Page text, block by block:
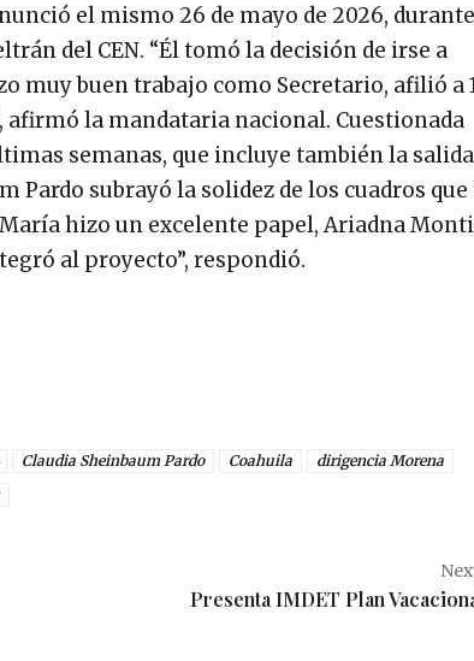
el mismo 26 de mayo de 2026,
del CEN. “Él tomó la decisión de irse a
muy buen trabajo como Secretario, afilió a
la mandataria nacional. Cuestionada
semanas, que incluye también la
subrayó la solidez de los cuadros
hizo un excelente papel, Ariadna
al proyecto”, respondió.
Claudia Sheinbaum Pardo Coahuila
dirigencia Morena
Presenta IMDET Plan